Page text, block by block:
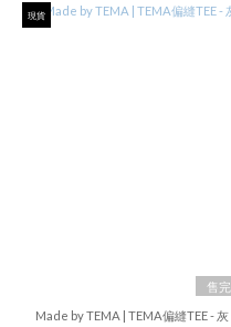
現貨
售完
Made by TEMA | TEMA偏縫TEE - 灰